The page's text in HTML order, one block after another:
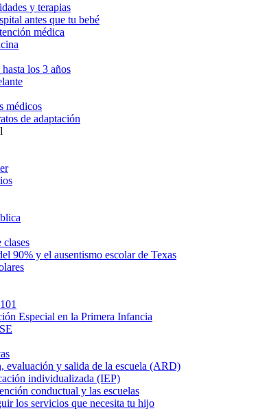
y terapias
antes que tu bebé
médica
los 3 años
médicos
de adaptación
clases
90% y el ausentismo escolar de Texas
Especial en la Primera Infancia
evaluación y salida de la escuela (ARD)
individualizada (IEP)
conductual y las escuelas
los servicios que necesita tu hijo